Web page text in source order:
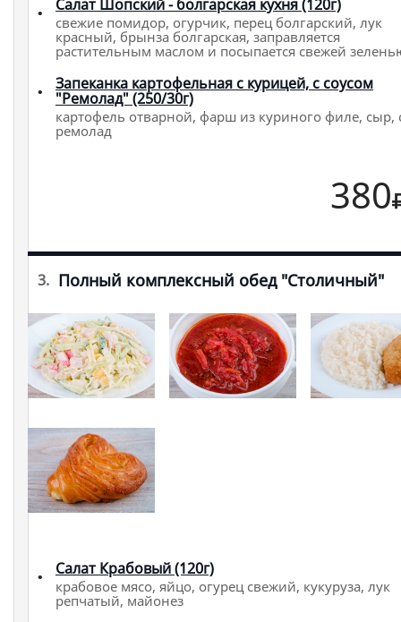
Салат Шопский - болгарская кухня (120г)
свежие помидор, огурчик, перец болгарский, лук
красный, брынза болгарская, заправляется
растительным маслом и посыпается свежей
Запеканка картофельная с курицей, с соусом
"Ремолад" (250/30г)
картофель отварной, фарш из куриного филе, сыр,
ремолад
380
3. Полный комплексный обед "Столичный"
Салат Крабовый (120г)
крабовое мясо, яйцо, огурец свежий, кукуруза, лук
репчатый, майонез